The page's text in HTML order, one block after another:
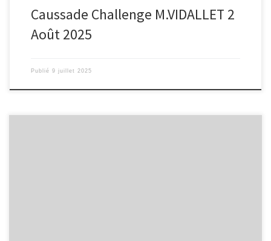
Caussade Challenge M.VIDALLET 2
Août 2025
Publié 9 juillet 2025